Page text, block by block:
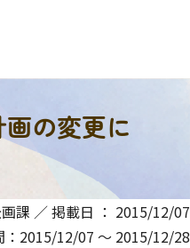
の変更に
課 ／ 掲載日 ： 2015/12/07
：2015/12/07 〜 2015/12/28